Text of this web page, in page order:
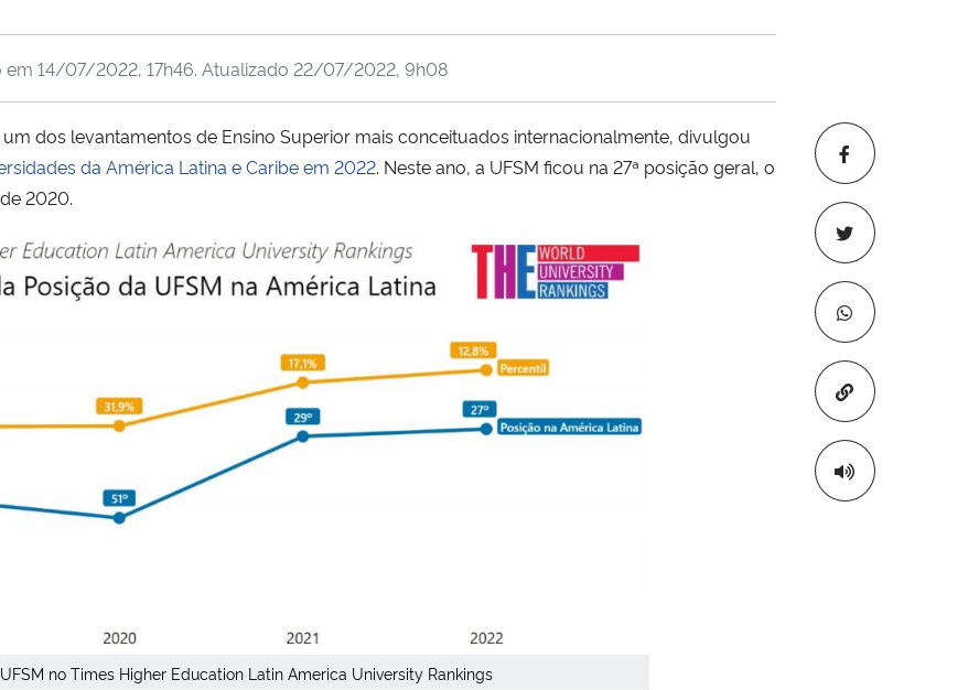
Copiar para
em 14/07/2022, 17h46. Atualizado 22/07/2022, 9h08
dos levantamentos de Ensino Superior mais conceituados internacionalmente, divulgou
da América Latina e Caribe em 2022. Neste ano, a UFSM ficou na 27ª posição geral, o
2020.
no Times Higher Education Latin America University Rankings